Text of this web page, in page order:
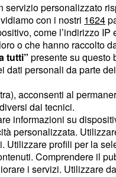
personalizzato
con i nostri 1624
come l’indirizzo
o che hanno raccolto
tutti” presente su questo
personali da parte
acconsenti al
dai tecnici.
informazioni su
personalizzata.
profili per la
Comprendere il
i servizi. Utilizzare